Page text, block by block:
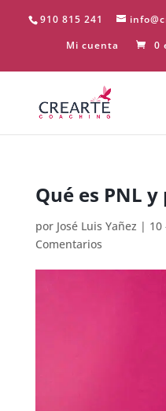
910 815 241
Mi cuenta
0
Qué es PNL
por José Luis Yañez | 10
Comentarios